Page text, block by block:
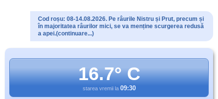
Cod roșu: 08-14.08.2026. Pe râurile Nistru și Prut, precum și
în majoritatea râurilor mici, se va menține scurgerea redusă
a apei.(continuare...)
16.7° C
starea vremii la 09:30